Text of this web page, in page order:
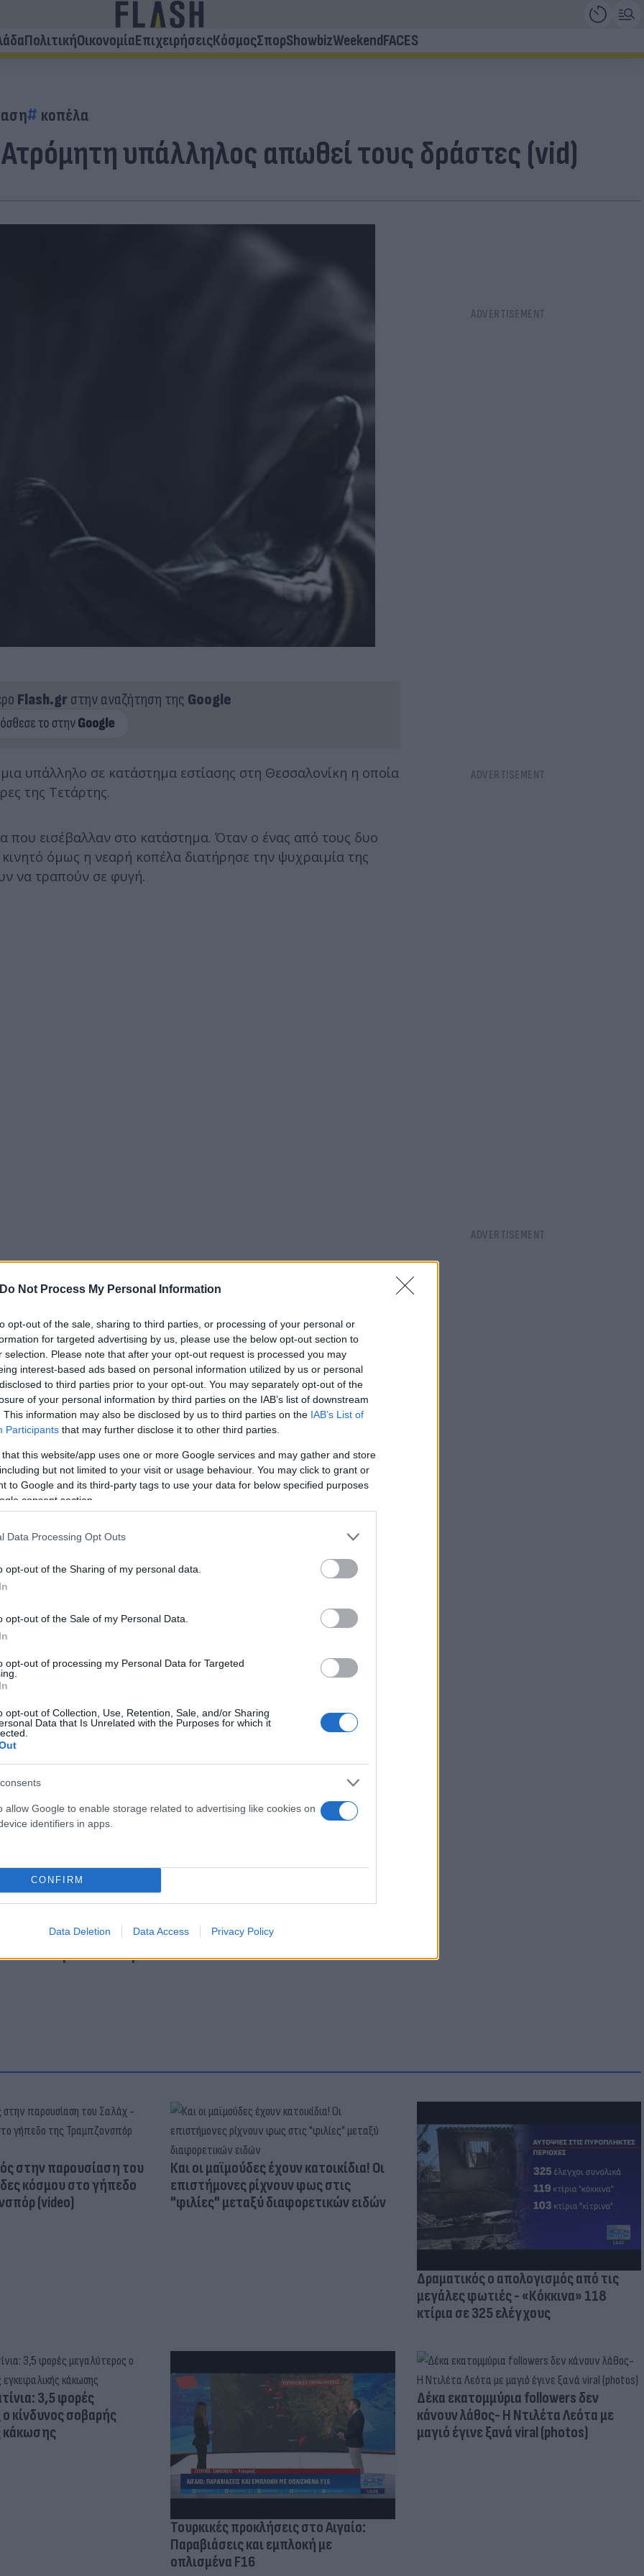
Do Not Process My Personal Information
opt-out of the sale, sharing to third parties, or processing of your personal or
for targeted advertising by us, please use the below opt-out section to
selection. Please note that after your opt-out request is processed you may
interest-based ads based on personal information utilized by us or personal
to third parties prior to your opt-out. You may separately opt-out of the
of your personal information by third parties on the IAB’s list of downstream
This information may also be disclosed by us to third parties on the IAB’s List of
Participants that may further disclose it to other third parties.
that this website/app uses one or more Google services and may gather and store
but not limited to your visit or usage behaviour. You may click to grant or
to Google and its third-party tags to use your data for below specified purposes
consent section.
Data Processing Opt Outs
opt-out of the Sharing of my personal data.
opt-out of the Sale of my Personal Data.
opt-out of processing my Personal Data for Targeted
opt-out of Collection, Use, Retention, Sale, and/or Sharing
Data that Is Unrelated with the Purposes for which it
allow Google to enable storage related to advertising like cookies on
identifiers in apps.
CONFIRM
Data Deletion Data Access Privacy Policy
ΠολιτικήΟικονομίαΕπιχειρήσειςΚόσμοςΣπορShowbizWeekendFACES
κοπέλα
υπάλληλος απωθεί τους δράστες (vid)
Flash.grστην αναζήτηση της Google
υπάλληλο σε κατάστημα εστίασης στη Θεσσαλονίκη η οποία
της Τετάρτης.
εισέβαλλαν στο κατάστημα. Όταν ο ένας από τους δυο
όμως η νεαρή κοπέλα διατήρησε την ψυχραιμία της
να τραπούν σε φυγή.
δυστύχημα με 38χρονο μοτοσικλετιστή
με θύμα 39χρονο
χριστουγεννιάτικο δέντρο στη χώρα
οι αρπαγές ανηλίκων
μαλλιά και δέρμα 14χρονης σε παιδική χαρά
ο κατηγορούμενος για ασέλγεια γυμναστής
σκότωσε το αφεντικό του
Εστίαση κοπέλα
στην παρουσίαση του
κόσμου στο γήπεδο
(video)
Και οι μαϊμούδες έχουν κατοικίδια! Οι
επιστήμονες ρίχνουν φως στις
"φιλίες" μεταξύ διαφορετικών ειδών
Δραματικός ο απολογισμός από τις
μεγάλες φωτιές - «Κόκκινα» 118
κτίρια σε 325 ελέγχους
3,5 φορές
κίνδυνος σοβαρής
κάκωσης
Τουρκικές προκλήσεις στο Αιγαίο:
Παραβιάσεις και εμπλοκή με
οπλισμένα F16
Δέκα εκατομμύρια followers δεν
κάνουν λάθος- Η Ντιλέτα Λεότα με
μαγιό έγινε ξανά viral (photos)